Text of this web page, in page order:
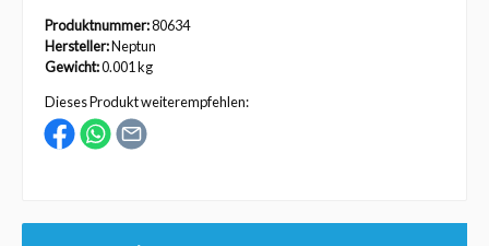
Produktnummer:80634
Hersteller:Neptun
Gewicht:0.001 kg
Dieses Produkt weiterempfehlen: